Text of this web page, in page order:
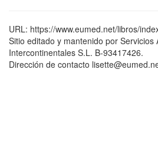
URL: https://www.eumed.net/libros/
Sitio editado y mantenido por Servicios
Intercontinentales S.L. B-93417426.
Dirección de contacto